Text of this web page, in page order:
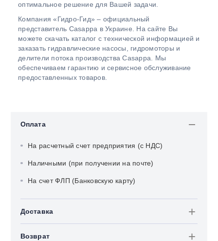
оптимальное решение для Вашей задачи.
Компания «Гидро-Гид» – официальный
представитель Casappa в Украине. На сайте Вы
можете скачать каталог с технической информацией и
заказать гидравлические насосы, гидромоторы и
делители потока производства Casappa. Мы
обеспечиваем гарантию и сервисное обслуживание
предоставленных товаров.
Оплата
На расчетный счет предприятия (с НДС)
Наличными (при получении на почте)
На счет ФЛП (Банковскую карту)
Доставка
Возврат